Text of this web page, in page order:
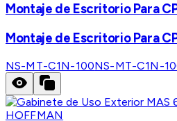
Montaje de Escritorio Para
Montaje de Escritorio Para
NS-MT-C1N-100NS-MT-C1N-
HOFFMAN